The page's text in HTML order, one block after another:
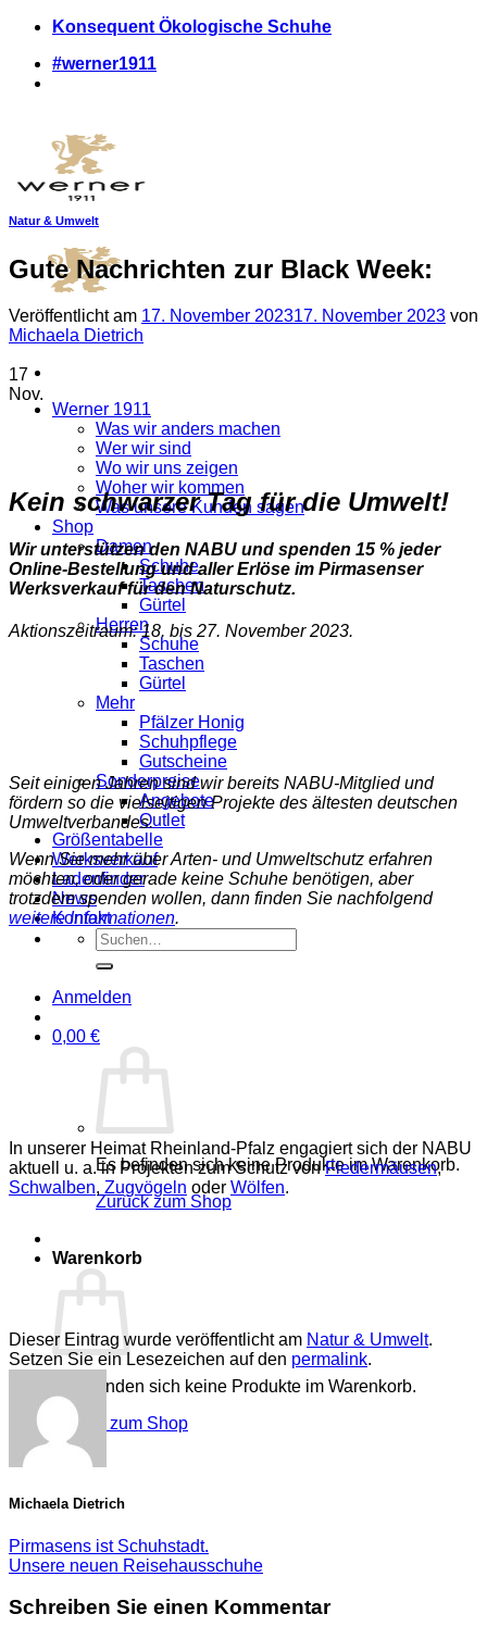
Zum
springen
Konsequent Ökologische Schuhe
#werner1911
Werner 1911
Was wir anders machen
Wer wir sind
Wo wir uns zeigen
Woher wir kommen
Was unsere Kunden sagen
Shop
Damen
Schuhe
Taschen
Gürtel
Herren
Schuhe
Taschen
Gürtel
Mehr
Pfälzer Honig
Schuhpflege
Gutscheine
Sonderpreise
Angebote
Outlet
Größentabelle
Werksverkauf
Ladenfinder
News
Kontakt
Suche
nach:
Anmelden
0,00 €
Es befinden sich keine Produkte im Warenkorb.
Zurück zum Shop
Warenkorb
Es befinden sich keine Produkte im Warenkorb.
Zurück zum Shop
Natur & Umwelt
Gute Nachrichten zur Black Week:
Veröffentlicht am 17. November 202317. November 2023 von
Michaela Dietrich
17
Nov.
Kein schwarzer Tag für die Umwelt!
Wir unterstützen den NABU und spenden 15 % jeder
Online-Bestellung und aller Erlöse im Pirmasenser
Werksverkauf für den Naturschutz.
Aktionszeitraum: 18. bis 27. November 2023.
Seit einigen Jahren sind wir bereits NABU-Mitglied und
fördern so die vielseitigen Projekte des ältesten deutschen
Umweltverbandes.
Wenn Sie mehr über Arten- und Umweltschutz erfahren
möchten, oder gerade keine Schuhe benötigen, aber
trotzdem spenden wollen, dann finden Sie nachfolgend
weitere Informationen.
In unserer Heimat Rheinland-Pfalz engagiert sich der NABU
aktuell u. a. in Projekten zum Schutz vonFledermäusen,
Schwalben, Zugvögeln oder Wölfen.
Dieser Eintrag wurde veröffentlicht am Natur & Umwelt.
Setzen Sie ein Lesezeichen auf den permalink.
Michaela Dietrich
Pirmasens ist Schuhstadt.
Unsere neuen Reisehausschuhe
Schreiben Sie einen Kommentar